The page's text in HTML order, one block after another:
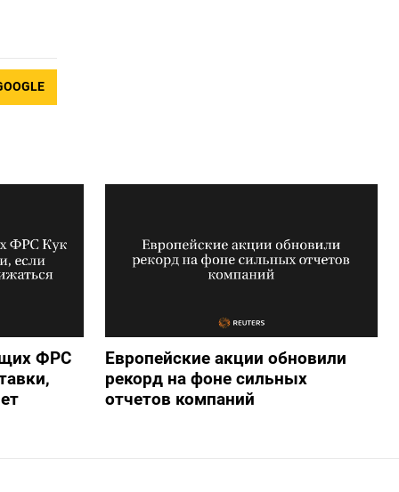
ФРС
Европейские акции обновили
рекорд на фоне сильных
отчетов компаний